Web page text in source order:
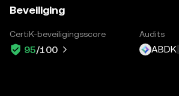
Beveiliging
CertiK-beveiligingsscore
95/100
Audits
ABDK